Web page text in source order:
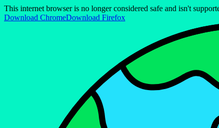
This internet browser is no longer considered safe and isn't
Download ChromeDownload Firefox